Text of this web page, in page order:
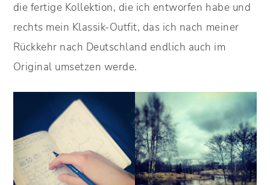
die fertige Kollektion, die ich entworfen habe und
rechts mein Klassik-Outfit, das ich nach meiner
Rückkehr nach Deutschland endlich auch im
Original umsetzen werde.